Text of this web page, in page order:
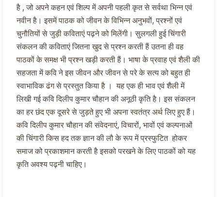
है , जो अपने कहन एवं शिल्प में अपनी पहली कृत से सर्वथा भिन्न एवं
नवीन है। इसमें पाठक को जीवन के विभिन्न अनुभवों, प्रश्नों एवं
चुनौतियों से जुड़ी कविताएं पढ़ने को मिलेंगी। सुलगली हुई चिंगारी
संकलन की कविताएं जितना खुद से प्रश्न करती हैं उतना ही वह
पाठकों के समक्ष भी प्रश्न खड़ी करती हैं। भाषा के प्रवाह एवं शैली की
सहजता में कवि ने इस जीवन और जीवन से परे के सत्य को बहुत ही
स्वाभाविक ढंग से प्रस्तुत किया है । यह एक ही भाव एवं शैली में
लिखी गई कवि दिलीप कुमार चौहान की अनूठी कृति है। इस संकलन
का हर छंद एक दूसरे से जुड़ते हुए भी अपना स्वतंत्र अर्थ लिए हुए हैं।
कवि दिलीप कुमार चौहान की संवेदनाएं, विचारों, भावों एवं कल्पनाओं
की चिंगारी किस हद तक ज्ञान की लौ के रूप में प्रस्फुटित होकर
समाज को प्रकाशमान करती है इसको परखने के लिए पाठकों को यह
कृति अवश्य पढ़नी चाहिए।